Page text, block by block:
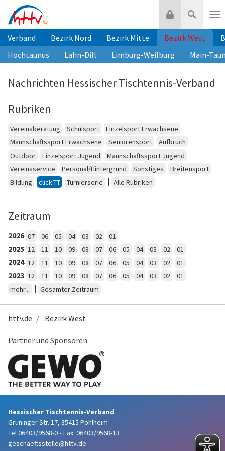
Inhalt
springen
Suche
Login
Verband Bezirk Nord Bezirk Mitte Bezirk West
Hochtaunus
Lahn-Dill Limburg-Weilburg Main-
Nachrichten Hessischer Tischtennis-Verband
Rubriken
Vereinsberatung Schulsport
Einzelsport Erwachsene
Mannschaftssport Erwachsene
Seniorensport
Aufbruch
Outdoor
Einzelsport Jugend
Mannschaftssport Jugend
Vereinsservice
Personal/Hintergrund Sonstiges
Breitensport
Bildung
click-TT Turnierserie | Alle Rubriken
Zeitraum
2026 07 06 05 04 03 02 01
2025 12 11 10 09 08 07 06 05 04 03 02 01
2024 12 11 10 09 08 07 06 05 04 03 02 01
2023 12 11 10 09 08 07 06 05 04 03 02
01
mehr...
| Gesamter Zeitraum
httv.de Bezirk West
Partner und Sponsoren
Hessischer Tischtennis-Verband
Grüninger Str. 17, 35415 Pohlheim
Tel 06403/9568-0 • Fax: 06403/9568-13
geschaeftsstelle@httv.de